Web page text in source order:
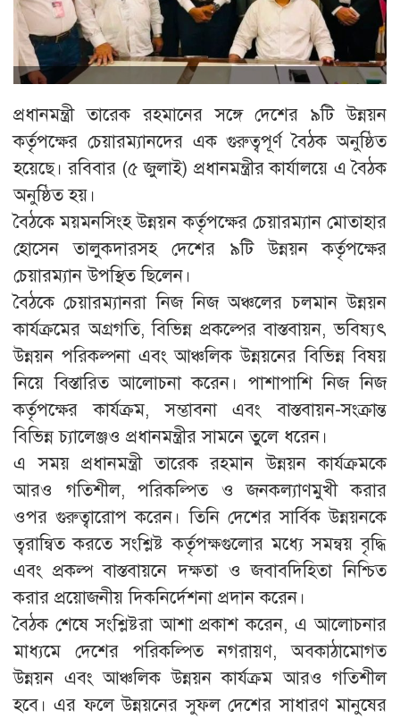
প্রধানমন্ত্রী তারেক রহমানের সঙ্গে দেশের ৯টি উন্নয়ন
কর্তৃপক্ষের চেয়ারম্যানদের এক গুরুত্বপূর্ণ বৈঠক অনুষ্ঠিত
হয়েছে। রবিবার (৫ জুলাই) প্রধানমন্ত্রীর কার্যালয়ে এ বৈঠক
অনুষ্ঠিত হয়।
বৈঠকে ময়মনসিংহ উন্নয়ন কর্তৃপক্ষের চেয়ারম্যান মোতাহার
হোসেন তালুকদারসহ দেশের ৯টি উন্নয়ন কর্তৃপক্ষের
চেয়ারম্যান উপস্থিত ছিলেন।
বৈঠকে চেয়ারম্যানরা নিজ নিজ অঞ্চলের চলমান উন্নয়ন
কার্যক্রমের অগ্রগতি, বিভিন্ন প্রকল্পের বাস্তবায়ন, ভবিষ্যৎ
উন্নয়ন পরিকল্পনা এবং আঞ্চলিক উন্নয়নের বিভিন্ন বিষয়
নিয়ে বিস্তারিত আলোচনা করেন। পাশাপাশি নিজ নিজ
কর্তৃপক্ষের কার্যক্রম, সম্ভাবনা এবং বাস্তবায়ন-সংক্রান্ত
বিভিন্ন চ্যালেঞ্জও প্রধানমন্ত্রীর সামনে তুলে ধরেন।
এ সময় প্রধানমন্ত্রী তারেক রহমান উন্নয়ন কার্যক্রমকে
আরও গতিশীল, পরিকল্পিত ও জনকল্যাণমুখী করার
ওপর গুরুত্বারোপ করেন। তিনি দেশের সার্বিক উন্নয়নকে
ত্বরান্বিত করতে সংশ্লিষ্ট কর্তৃপক্ষগুলোর মধ্যে সমন্বয় বৃদ্ধি
এবং প্রকল্প বাস্তবায়নে দক্ষতা ও জবাবদিহিতা নিশ্চিত
করার প্রয়োজনীয় দিকনির্দেশনা প্রদান করেন।
বৈঠক শেষে সংশ্লিষ্টরা আশা প্রকাশ করেন, এ আলোচনার
মাধ্যমে দেশের পরিকল্পিত নগরায়ণ, অবকাঠামোগত
উন্নয়ন এবং আঞ্চলিক উন্নয়ন কার্যক্রম আরও গতিশীল
হবে। এর ফলে উন্নয়নের সুফল দেশের সাধারণ মানুষের